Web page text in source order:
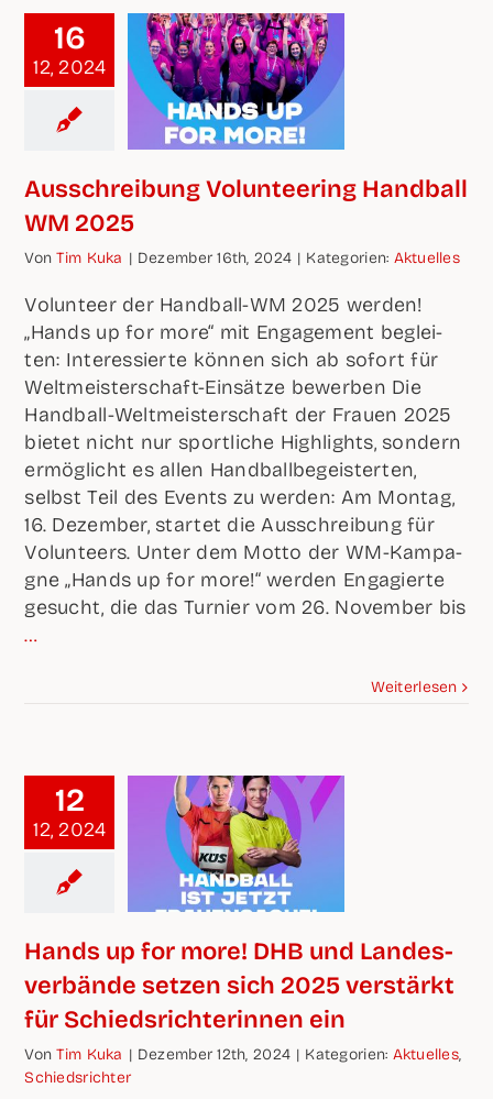
16
12, 2024
Aus­schrei­bung Vol­un­tee­ring Hand­ball
WM 2025
VonTim Kuka | Dezem­ber 16th, 2024 | Kate­go­rien: Aktu­el­les
Vol­un­teer der Hand­ball-WM 2025 wer­den!
„Hands up for more“ mit Enga­ge­ment beglei­
ten: Inter­es­sier­te kön­nen sich ab sofort für
Welt­meis­ter­schaft-Ein­sät­ze bewer­ben Die
Hand­ball-Welt­meis­ter­schaft der Frau­en 2025
bie­tet nicht nur sport­li­che High­lights, son­dern
ermög­licht es allen Hand­ball­be­geis­ter­ten,
selbst Teil des Events zu wer­den: Am Mon­tag,
16. Dezem­ber, star­tet die Aus­schrei­bung für
Vol­un­teers. Unter dem Mot­to der WM-Kam­pa­
gne „Hands up for more!“ wer­den Enga­gier­te
gesucht, die das Tur­nier vom 26. Novem­ber bis
…
Wei­ter­le­sen
12
12, 2024
Hands up for more! DHB und Lan­des­
ver­bän­de set­zen sich 2025 ver­stärkt
für Schieds­rich­te­rin­nen ein
VonTim Kuka | Dezem­ber 12th, 2024 | Kate­go­rien: Aktu­el­les,
Schieds­rich­ter